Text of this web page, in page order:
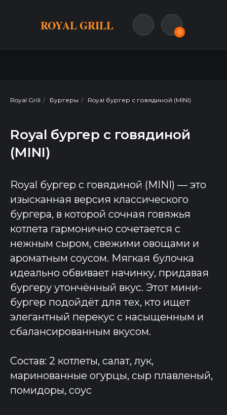
Royal Grill / Бургеры / Royal бургер с говядиной (MINI)
Royal бургер с говядиной
(MINI)
Royal бургер с говядиной (MINI) — это
изысканная версия классического
бургера, в которой сочная говяжья
котлета гармонично сочетается с
нежным сыром, свежими овощами и
ароматным соусом. Мягкая булочка
идеально обвивает начинку, придавая
бургеру утончённый вкус. Этот мини-
бургер подойдёт для тех, кто ищет
элегантный перекус с насыщенным и
сбалансированным вкусом.
Состав: 2 котлеты, салат, лук,
маринованные огурцы, сыр плавленый,
помидоры, соус